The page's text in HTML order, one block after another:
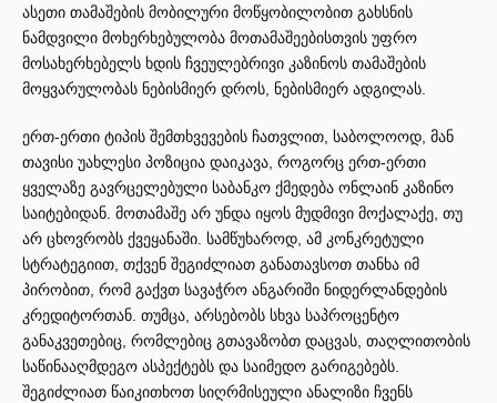
ასეთი თამაშების მობილური მოწყობილობით გახსნის
ნამდვილი მოხერხებულობა მოთამაშეებისთვის უფრო
მოსახერხებელს ხდის ჩვეულებრივი კაზინოს თამაშების
მოყვარულობას ნებისმიერ დროს, ნებისმიერ ადგილას.
ერთ-ერთი ტიპის შემთხვევების ჩათვლით, საბოლოოდ, მან
თავისი უახლესი პოზიცია დაიკავა, როგორც ერთ-ერთი
ყველაზე გავრცელებული საბანკო ქმედება ონლაინ კაზინო
საიტებიდან. მოთამაშე არ უნდა იყოს მუდმივი მოქალაქე, თუ
არ ცხოვრობს ქვეყანაში. სამწუხაროდ, ამ კონკრეტული
სტრატეგიით, თქვენ შეგიძლიათ განათავსოთ თანხა იმ
პირობით, რომ გაქვთ სავაჭრო ანგარიში ნიდერლანდების
კრედიტორთან. თუმცა, არსებობს სხვა საპროცენტო
განაკვეთებიც, რომლებიც გთავაზობთ დაცვას, თაღლითობის
საწინააღმდეგო ასპექტებს და საიმედო გარიგებებს.
შეგიძლიათ წაიკითხოთ სიღრმისეული ანალიზი ჩვენს